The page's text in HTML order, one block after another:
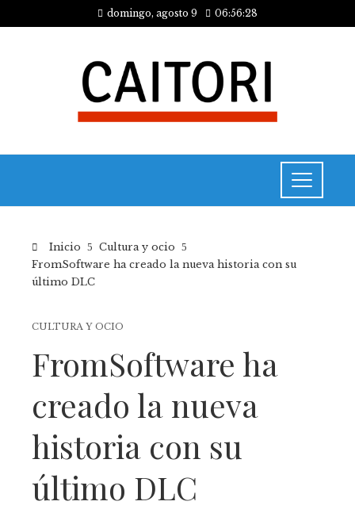
domingo, agosto 9 06:56:28
Inicio
Cultura y ocio
FromSoftware ha creado la nueva historia con su
último DLC
CULTURA Y OCIO
FromSoftware ha
creado la nueva
historia con su
último DLC